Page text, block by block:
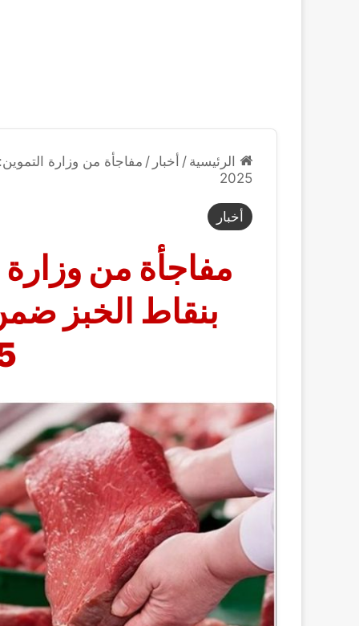
الرئيسية / أخبار / مفاجأة من وزارة
2025
أخبار
مفاجأة من
بنقاط الخبز